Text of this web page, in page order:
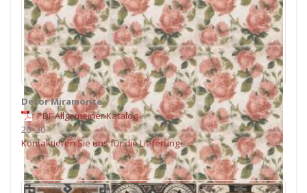
Decor Miramonte
PDF Allgemeiner Katalog
20×20
Kontaktieren Sie uns für die Lieferung